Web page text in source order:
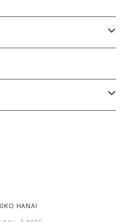
HANAI